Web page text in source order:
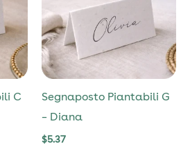
C
Segnaposto Piantabili G
– Diana
$5.37